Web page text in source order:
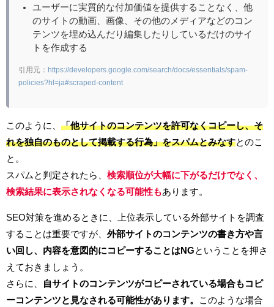
ユーザーに実質的な付加価値を提供することなく、他
のサイトの動画、画像、その他のメディアなどのコン
テンツを埋め込んだり編集したりしているだけのサイ
トを作成する
引用元： https://developers.google.com/search/docs/essentials/spam-
policies?hl=ja#scraped-content
このように、 「他サイトのコンテンツを許可なくコピーし、そ
れを独自のものとして掲載する行為」をスパムとみなすとのこ
と。
スパムと判定されたら、 検索順位が大幅に下がるだけでなく、
検索結果に表示されなくなる可能性もあります。
SEO対策を進めるときに、上位表示している外部サイトを調査
することは重要ですが、 外部サイトのコンテンツの書き方や言
い回し、内容を意図的にコピーすることはNG ということを押さ
えておきましょう。
さらに、
自サイトのコンテンツがコピーされている場合もコピ
ーコンテンツと見なされる可能性があります。
このような場合